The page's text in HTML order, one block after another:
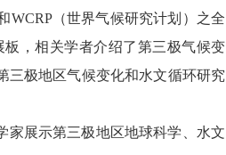
（世界气候研究计划）之全
板，相关学者介绍了第三极气候变
三极地区气候变化和水文循环研究
展示第三极地区地球科学、水文